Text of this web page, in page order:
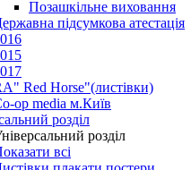
Позашкільне виховання
підсумкова атестація
Red Horse"(листівки)
op media м.Київ
розділ
розділ
всі